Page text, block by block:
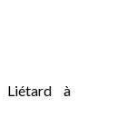
Liétard à